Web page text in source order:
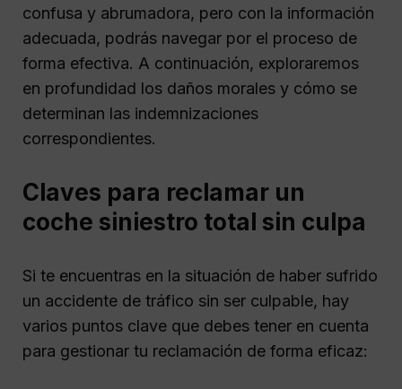
confusa y abrumadora, pero con la información
adecuada, podrás navegar por el proceso de
forma efectiva. A continuación, exploraremos
en profundidad los daños morales y cómo se
determinan las indemnizaciones
correspondientes.
Claves para reclamar un
coche siniestro total sin culpa
Si te encuentras en la situación de haber sufrido
un accidente de tráfico sin ser culpable, hay
varios puntos clave que debes tener en cuenta
para gestionar tu reclamación de forma eficaz: